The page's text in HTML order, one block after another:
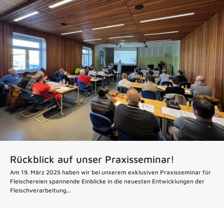
Rückblick auf unser Praxisseminar!
Am 19. März 2025 haben wir bei unserem exklusiven Praxisseminar für
Fleischereien spannende Einblicke in die neuesten Entwicklungen der
Fleischverarbeitung...